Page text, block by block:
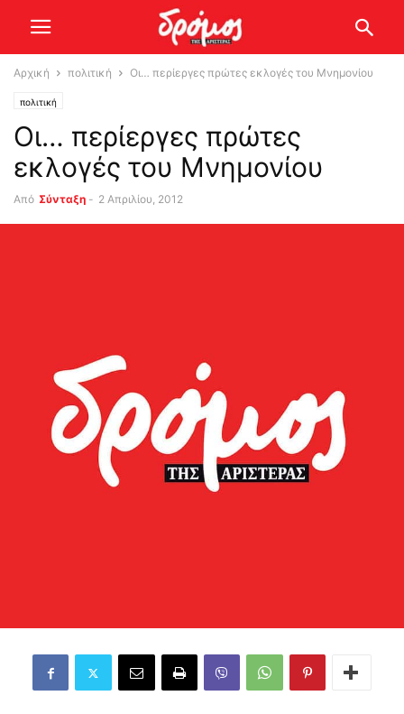
Αρχική πολιτική Οι… περίεργες πρώτες εκλογές του Μνημονίου
πολιτική
Οι… περίεργες πρώτες
εκλογές του Μνημονίου
Από Σύνταξη - 2 Απριλίου, 2012